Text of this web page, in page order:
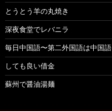
とうとう羊の丸焼き
深夜食堂でレバニラ
毎日中国語〜第二外国語は中国語
しても良い借金
蘇州で醤油湯麺